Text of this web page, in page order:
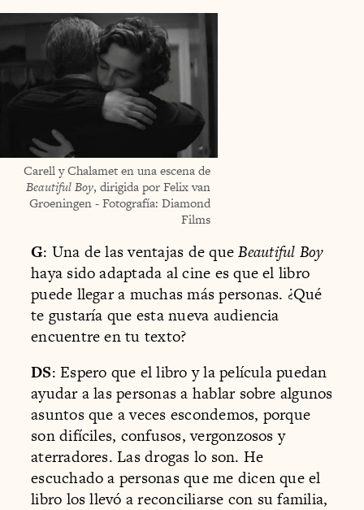
Carell y Chalamet en una escena de
Beautiful Boy, dirigida por Felix van
Groeningen - Fotografía: Diamond
Films
G: Una de las ventajas de queBeautiful Boy
haya sido adaptada al cine es que el libro
puede llegar a muchas más personas. ¿Qué
te gustaría que esta nueva audiencia
encuentre en tu texto?
DS: Espero que el libro y la película puedan
ayudar a las personas a hablar sobre algunos
asuntos que a veces escondemos, porque
son difíciles, confusos, vergonzosos y
aterradores. Las drogas lo son. He
escuchado a personas que me dicen que el
libro los llevó a reconciliarse con su familia,